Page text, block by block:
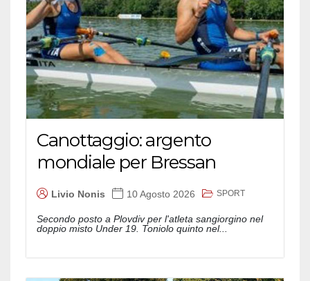
Canottaggio: argento
mondiale per Bressan
Livio Nonis 10 Agosto 2026 SPORT
Secondo posto a Plovdiv per l'atleta sangiorgino nel
doppio misto Under 19. Toniolo quinto nel...